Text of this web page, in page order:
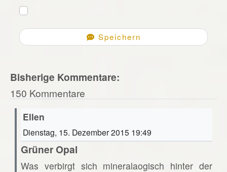
Speichern
Bisherige Kommentare:
150 Kommentare
Ellen
Dienstag, 15. Dezember 2015 19:49
Grüner Opal
Was verbirgt sich mineralaogisch hinter der